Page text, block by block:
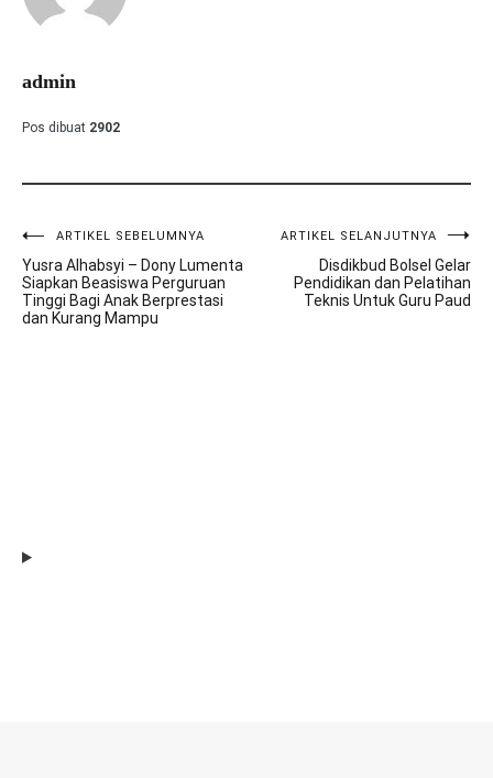
admin
Pos dibuat 2902
Navigasi
pos
ARTIKEL SEBELUMNYA
Yusra Alhabsyi – Dony Lumenta
Siapkan Beasiswa Perguruan
Tinggi Bagi Anak Berprestasi
dan Kurang Mampu
ARTIKEL SELANJUTNYA
Disdikbud Bolsel Gelar
Pendidikan dan Pelatihan
Teknis Untuk Guru Paud